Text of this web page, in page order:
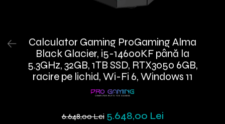
Calculator Gaming ProGaming Alma
Black Glacier, i5-14600KF până la
5.3GHz, 32GB, 1TB SSD, RTX3050 6GB,
racire pe lichid, Wi-Fi 6, Windows 11
6.648,00 Lei 5.648,00 Lei